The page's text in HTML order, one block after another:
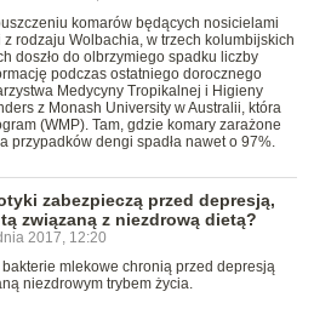
komarów będących nosicielami
z rodzaju Wolbachia, w trzech kolumbijskich
doszło do olbrzymiego spadku liczby
podczas ostatniego dorocznego
Medycyny Tropikalnej i Higieny
z Monash University w Australii, która
(WMP). Tam, gdzie komary zarażone
przypadków dengi spadła nawet o 97%.
zabezpieczą przed depresją,
związaną z niezdrową dietą?
2017, 12:20
bakterie mlekowe chronią przed depresją
niezdrowym trybem życia.